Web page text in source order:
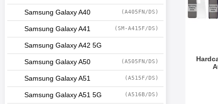
Samsung Galaxy A40 (A405FN/DS)
Samsung Galaxy A41 (SM-A415F/DS)
Samsung Galaxy A42 5G
Samsung Galaxy A50 (A505FN/DS)
Samsung Galaxy A51 (A515F/DS)
Samsung Galaxy A51 5G (A516B/DS)
Art. nr